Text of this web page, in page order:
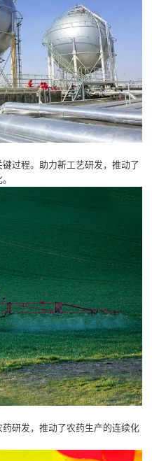
过程。助力新工艺研发，推动了
研发，推动了农药生产的连续化